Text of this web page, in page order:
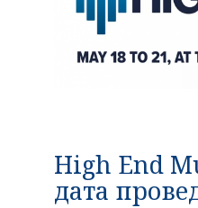
High End
дата